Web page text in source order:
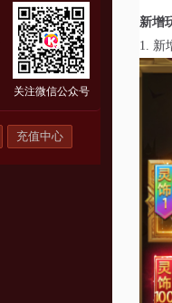
关注微信公众号
充值中心
新增
1. 新